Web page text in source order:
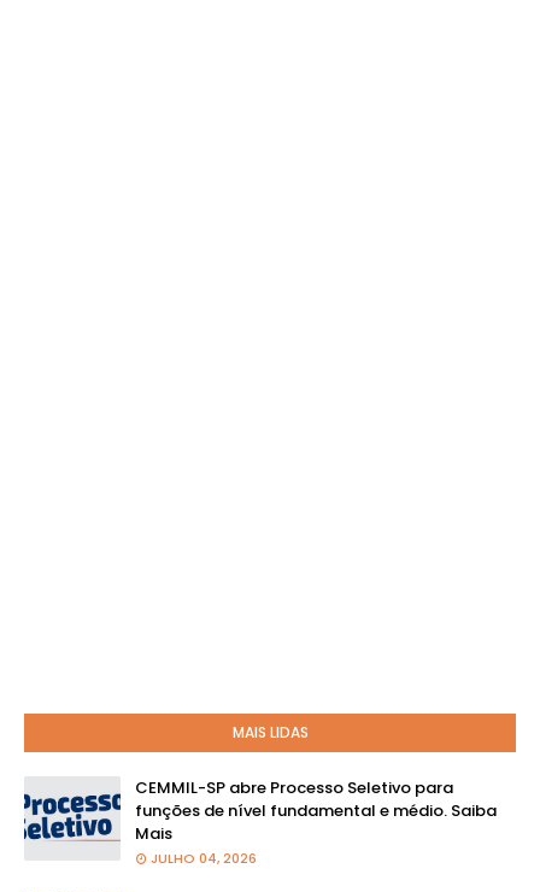
MAIS LIDAS
CEMMIL-SP abre Processo Seletivo para
funções de nível fundamental e médio. Saiba
Mais
JULHO 04, 2026